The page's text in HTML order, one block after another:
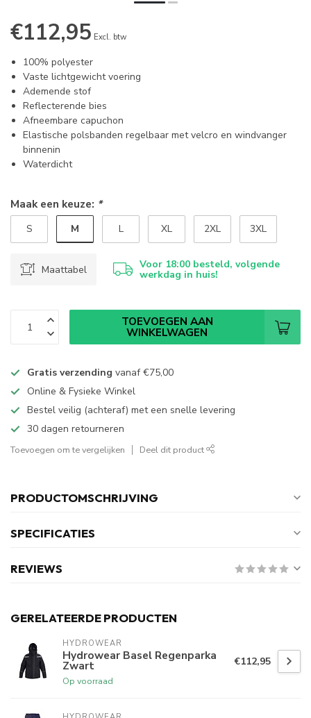
€112,95 Excl. btw
100% polyester
Vaste lichtgewicht voering
Ademende stof
Reflecterende bies
Afneembare capuchon
Elastische polsbanden regelbaar met velcro en windvanger
binnenin
Waterdicht
Maak een keuze: *
S M L XL 2XL 3XL
Maattabel Voor 18:00 besteld, volgende
werkdag in huis!
TOEVOEGEN AAN
WINKELWAGEN
Gratis verzending vanaf€75,00
Online & Fysieke Winkel
Bestel veilig (achteraf) met een snelle levering
30 dagen retourneren
Toevoegen om te vergelijken Deel dit product
PRODUCTOMSCHRIJVING
SPECIFICATIES
REVIEWS
GERELATEERDE PRODUCTEN
HYDROWEAR
Hydrowear Basel Regenparka
Zwart
Op voorraad
€112,95